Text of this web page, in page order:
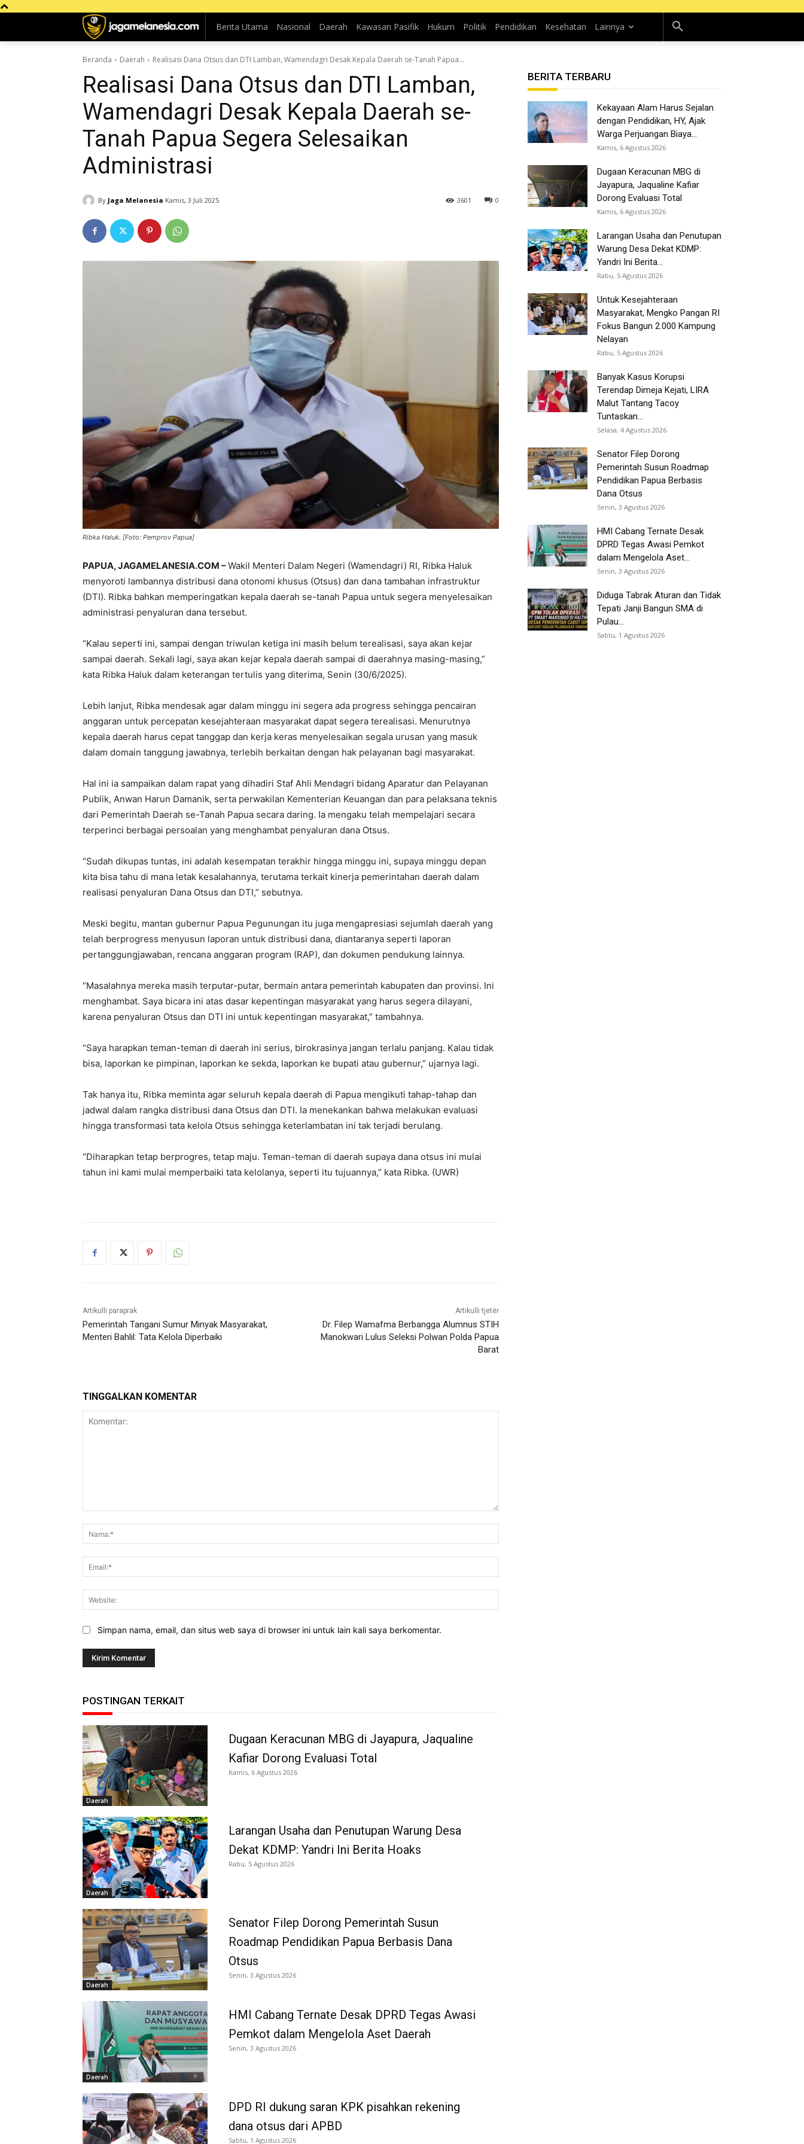
Berita Utama Nasional Daerah Kawasan Pasifik Hukum Politik Pendidikan Kesehatan Lainnya
Beranda Daerah Realisasi Dana Otsus dan DTI Lamban, Wamendagri Desak Kepala Daerah se-Tanah Papua...
Realisasi Dana Otsus dan DTI Lamban,
Wamendagri Desak Kepala Daerah se-
Tanah Papua Segera Selesaikan
Administrasi
By Jaga Melanesia Kamis, 3 Juli 2025 0
3601
Ribka Haluk. [Foto: Pemprov Papua]
PAPUA, JAGAMELANESIA.COM –Wakil Menteri Dalam Negeri (Wamendagri) RI, Ribka Haluk
menyoroti lambannya distribusi dana otonomi khusus (Otsus) dan dana tambahan infrastruktur
(DTI). Ribka bahkan memperingatkan kepala daerah se-tanah Papua untuk segera menyelesaikan
administrasi penyaluran dana tersebut.
“Kalau seperti ini, sampai dengan triwulan ketiga ini masih belum terealisasi, saya akan kejar
sampai daerah. Sekali lagi, saya akan kejar kepala daerah sampai di daerahnya masing-masing,”
kata Ribka Haluk dalam keterangan tertulis yang diterima, Senin (30/6/2025).
Lebih lanjut, Ribka mendesak agar dalam minggu ini segera ada progress sehingga pencairan
anggaran untuk percepatan kesejahteraan masyarakat dapat segera terealisasi. Menurutnya
kepala daerah harus cepat tanggap dan kerja keras menyelesaikan segala urusan yang masuk
dalam domain tanggung jawabnya, terlebih berkaitan dengan hak pelayanan bagi masyarakat.
Hal ini ia sampaikan dalam rapat yang dihadiri Staf Ahli Mendagri bidang Aparatur dan Pelayanan
Publik, Anwan Harun Damanik, serta perwakilan Kementerian Keuangan dan para pelaksana teknis
dari Pemerintah Daerah se-Tanah Papua secara daring. Ia mengaku telah mempelajari secara
terperinci berbagai persoalan yang menghambat penyaluran dana Otsus.
“Sudah dikupas tuntas, ini adalah kesempatan terakhir hingga minggu ini, supaya minggu depan
kita bisa tahu di mana letak kesalahannya, terutama terkait kinerja pemerintahan daerah dalam
realisasi penyaluran Dana Otsus dan DTI,” sebutnya.
Meski begitu, mantan gubernur Papua Pegunungan itu juga mengapresiasi sejumlah daerah yang
telah berprogress menyusun laporan untuk distribusi dana, diantaranya seperti laporan
pertanggungjawaban, rencana anggaran program (RAP), dan dokumen pendukung lainnya.
“Masalahnya mereka masih terputar-putar, bermain antara pemerintah kabupaten dan provinsi. Ini
menghambat. Saya bicara ini atas dasar kepentingan masyarakat yang harus segera dilayani,
karena penyaluran Otsus dan DTI ini untuk kepentingan masyarakat,” tambahnya.
“Saya harapkan teman-teman di daerah ini serius, birokrasinya jangan terlalu panjang. Kalau tidak
bisa, laporkan ke pimpinan, laporkan ke sekda, laporkan ke bupati atau gubernur,” ujarnya lagi.
Tak hanya itu, Ribka meminta agar seluruh kepala daerah di Papua mengikuti tahap-tahap dan
jadwal dalam rangka distribusi dana Otsus dan DTI. Ia menekankan bahwa melakukan evaluasi
hingga transformasi tata kelola Otsus sehingga keterlambatan ini tak terjadi berulang.
“Diharapkan tetap berprogres, tetap maju. Teman-teman di daerah supaya dana otsus ini mulai
tahun ini kami mulai memperbaiki tata kelolanya, seperti itu tujuannya,” kata Ribka. (UWR)
Artikulli paraprak
Pemerintah Tangani Sumur Minyak Masyarakat,
Menteri Bahlil: Tata Kelola Diperbaiki
Artikulli tjetër
Dr. Filep Wamafma Berbangga Alumnus STIH
Manokwari Lulus Seleksi Polwan Polda Papua
Barat
TINGGALKAN KOMENTAR
Simpan nama, email, dan situs web saya di browser ini untuk lain kali saya berkomentar.
POSTINGAN TERKAIT
Daerah
Dugaan Keracunan MBG di Jayapura, Jaqualine
Kafiar Dorong Evaluasi Total
Kamis, 6 Agustus 2026
Daerah
Larangan Usaha dan Penutupan Warung Desa
Dekat KDMP: Yandri Ini Berita Hoaks
Rabu, 5 Agustus 2026
Daerah
Senator Filep Dorong Pemerintah Susun
Roadmap Pendidikan Papua Berbasis Dana
Otsus
Senin, 3 Agustus 2026
Daerah
HMI Cabang Ternate Desak DPRD Tegas Awasi
Pemkot dalam Mengelola Aset Daerah
Senin, 3 Agustus 2026
DPD RI dukung saran KPK pisahkan rekening
dana otsus dari APBD
Sabtu, 1 Agustus 2026
BERITA TERBARU
Kekayaan Alam Harus Sejalan
dengan Pendidikan, HY, Ajak
Warga Perjuangan Biaya...
Kamis, 6 Agustus 2026
Dugaan Keracunan MBG di
Jayapura, Jaqualine Kafiar
Dorong Evaluasi Total
Kamis, 6 Agustus 2026
Larangan Usaha dan Penutupan
Warung Desa Dekat KDMP:
Yandri Ini Berita...
Rabu, 5 Agustus 2026
Untuk Kesejahteraan
Masyarakat, Mengko Pangan RI
Fokus Bangun 2.000 Kampung
Nelayan
Rabu, 5 Agustus 2026
Banyak Kasus Korupsi
Terendap Dimeja Kejati, LIRA
Malut Tantang Tacoy
Tuntaskan...
Selasa, 4 Agustus 2026
Senator Filep Dorong
Pemerintah Susun Roadmap
Pendidikan Papua Berbasis
Dana Otsus
Senin, 3 Agustus 2026
HMI Cabang Ternate Desak
DPRD Tegas Awasi Pemkot
dalam Mengelola Aset...
Senin, 3 Agustus 2026
Diduga Tabrak Aturan dan Tidak
Tepati Janji Bangun SMA di
Pulau...
Sabtu, 1 Agustus 2026